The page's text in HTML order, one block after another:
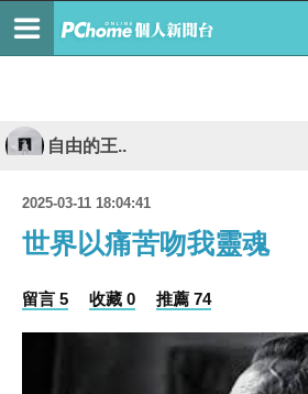
自由的王..
2025-03-11 18:04:41
世界以痛苦吻我靈魂
留言 5 收藏 0 推薦 74